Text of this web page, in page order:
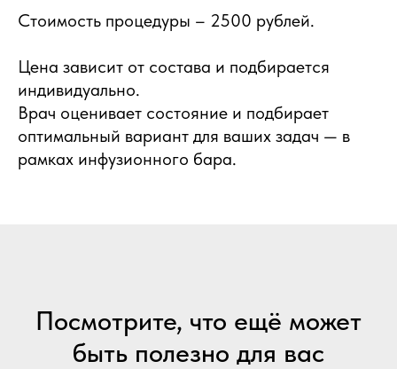
Стоимость процедуры – 2500 рублей.
Цена зависит от состава и подбирается
индивидуально.
Врач оценивает состояние и подбирает
оптимальный вариант для ваших задач — в
рамках инфузионного бара.
Посмотрите, что ещё может
быть полезно для вас